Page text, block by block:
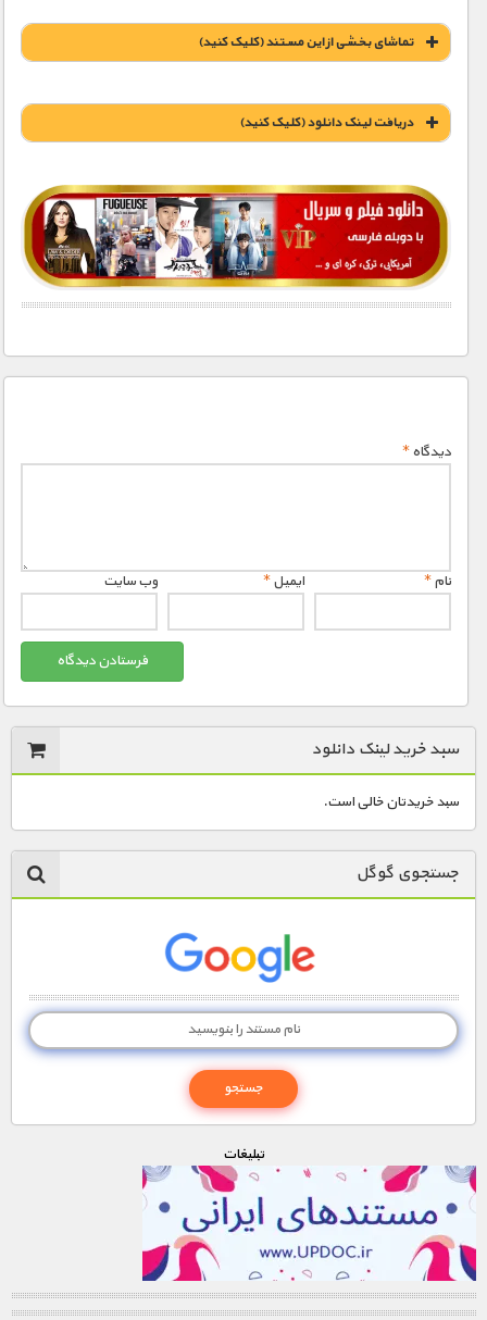
تماشای بخشی از این مستند (کلیک کنید)
دریافت لينک دانلود (کليک کنيد)
1900 تومان – خريد لينک دانلود (افزودن به سبد خريد)
دیدگاه*
نام* ایمیل* وب‌ سایت
سبد خرید لینک دانلود
سبد خریدتان خالی است.
جستجوی گوگل
تبليغات